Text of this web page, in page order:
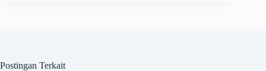
Postingan Terkait